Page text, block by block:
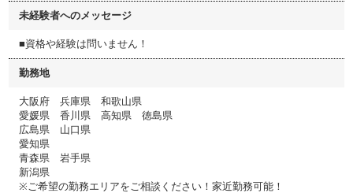
未経験者へのメッセージ
■資格や経験は問いません！
勤務地
大阪府 兵庫県 和歌山県
愛媛県 香川県 高知県 徳島県
広島県 山口県
愛知県
青森県 岩手県
新潟県
※ご希望の勤務エリアをご相談ください！家近勤務可能！